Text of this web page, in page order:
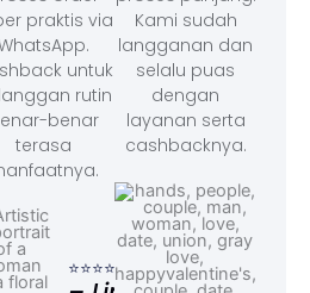
praktis via
untuk
rutin
benar
terasa
⭐⭐⭐⭐⭐
Kami sudah
langganan dan
selalu puas
dengan
layanan serta
cashbacknya.